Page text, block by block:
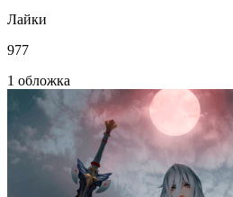
Лайки
977
1 обложка